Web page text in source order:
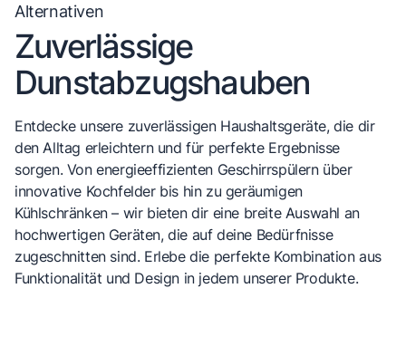
Alternativen
Zuverlässige
Dunstabzugshauben
Entdecke unsere zuverlässigen Haushaltsgeräte, die dir
den Alltag erleichtern und für perfekte Ergebnisse
sorgen. Von energieeffizienten Geschirrspülern über
innovative Kochfelder bis hin zu geräumigen
Kühlschränken – wir bieten dir eine breite Auswahl an
hochwertigen Geräten, die auf deine Bedürfnisse
zugeschnitten sind. Erlebe die perfekte Kombination aus
Funktionalität und Design in jedem unserer Produkte.